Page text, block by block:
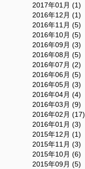
2017年01月 (1)
2016年12月 (1)
2016年11月 (5)
2016年10月 (5)
2016年09月 (3)
2016年08月 (5)
2016年07月 (2)
2016年06月 (5)
2016年05月 (3)
2016年04月 (4)
2016年03月 (9)
2016年02月 (17)
2016年01月 (3)
2015年12月 (1)
2015年11月 (3)
2015年10月 (6)
2015年09月 (5)